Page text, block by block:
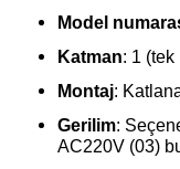
Model
Katman: 1 (tek
Montaj:
Gerilim:
AC220V (03)